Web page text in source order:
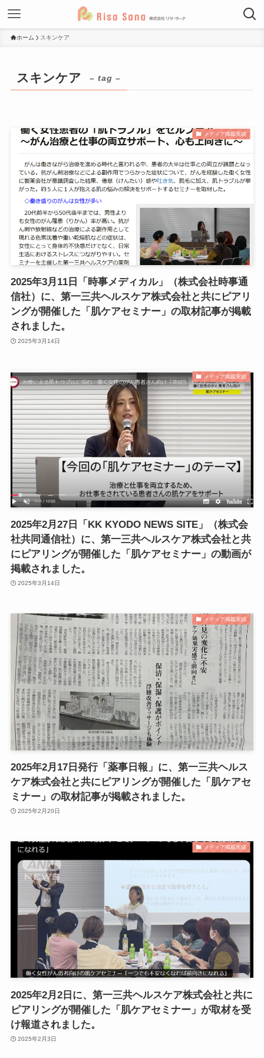
ホーム スキンケア
スキンケア – tag –
メディア掲載実績
2025年3月11日「時事メディカル」（株式会社時事通
信社）に、第一三共ヘルスケア株式会社と共にピアリ
ングが開催した「肌ケアセミナー」の取材記事が掲載
されました。
2025年3月14日
メディア掲載実績
2025年2月27日「KK KYODO NEWS SITE」（株式会
社共同通信社）に、第一三共ヘルスケア株式会社と共
にピアリングが開催した「肌ケアセミナー」の動画が
掲載されました。
2025年3月14日
メディア掲載実績
2025年2月17日発行「薬事日報」に、第一三共ヘルス
ケア株式会社と共にピアリングが開催した「肌ケアセ
ミナー」の取材記事が掲載されました。
2025年2月20日
メディア掲載実績
2025年2月2日に、第一三共ヘルスケア株式会社と共に
ピアリングが開催した「肌ケアセミナー」が取材を受
け報道されました。
2025年2月3日